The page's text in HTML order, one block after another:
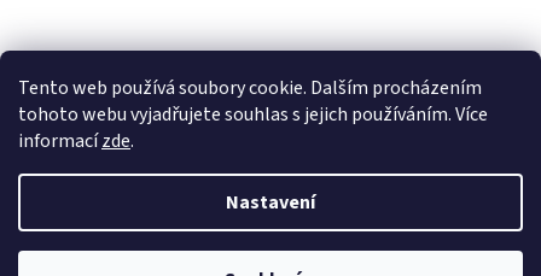
Tento web používá soubory cookie. Dalším procházením
tohoto webu vyjadřujete souhlas s jejich používáním. Více
informacízde.
Nastavení
Vážení zákazníci, z důvodu čerpání dovolených budou objednávky
přijaté v období od 20. do 24. července expedovány po 28. 7. Zároveň si
Vás dovolujeme upozornit, že v průběhu letních prázdnin může být
Vytvořil Shoptet